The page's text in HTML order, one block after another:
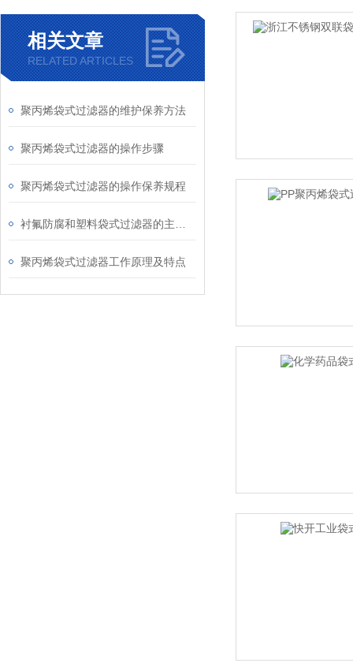
相关文章
RELATED ARTICLES
聚丙烯袋式过滤器的维护保养方法
聚丙烯袋式过滤器的操作步骤
聚丙烯袋式过滤器的操作保养规程
聚丙烯袋式过滤器工作原理及特点